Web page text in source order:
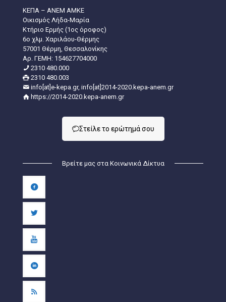
ΚΕΠΑ – ΑΝΕΜ ΑΜΚΕ
Οικισμός Λήδα-Μαρία
Κτήριο Ερμής (1ος όροφος)
6ο χλμ. Χαριλάου-Θέρμης
57001 Θέρμη, Θεσσαλονίκης
Aρ. ΓΕΜΗ: 154627704000
2310 480.000
2310 480.003
info[at]e-kepa.gr, info[at]2014-2020.kepa-anem.gr
https://2014-2020.kepa-anem.gr
Στείλε τo ερώτημά σου
Βρείτε μας στα Κοινωνικά Δίκτυα